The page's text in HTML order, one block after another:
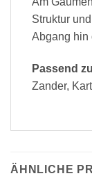
Struktur und
Abgang hin
Passend
Zander,
ÄHNLICHE